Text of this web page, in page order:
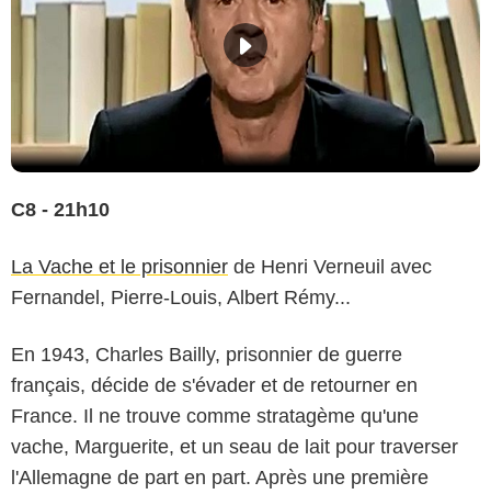
C8 - 21h10
La Vache et le prisonnier de Henri Verneuil avec
Fernandel, Pierre-Louis, Albert Rémy...
En 1943, Charles Bailly, prisonnier de guerre
français, décide de s'évader et de retourner en
France. Il ne trouve comme stratagème qu'une
vache, Marguerite, et un seau de lait pour traverser
l'Allemagne de part en part. Après une première